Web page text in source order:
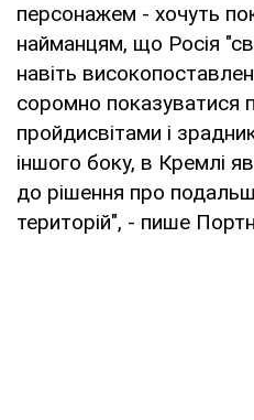
персонажем - хочуть
найманцям, що Росія
навіть
соромно показуватися
пройдисвітами і
іншого боку, в Кремлі
до рішення про
територій", - пише